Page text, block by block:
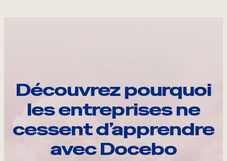
Découvrez pourquoi
les entreprises ne
cessent d’apprendre
avec Docebo